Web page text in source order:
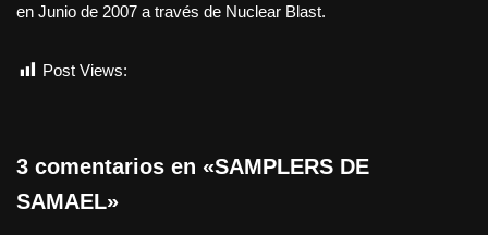
en Junio de 2007 a través de Nuclear Blast.
Post Views:
3 comentarios en «SAMPLERS DE
SAMAEL»